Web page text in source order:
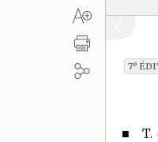
7e
■ T.